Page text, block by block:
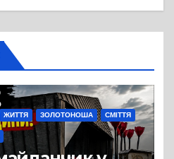
ЖИТТЯ ЗОЛОТОНОША СМІТТЯ